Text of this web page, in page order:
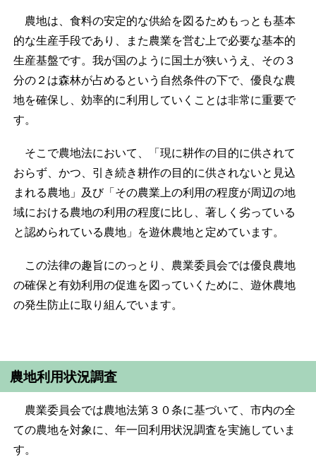
農地は、食料の安定的な供給を図るためもっとも基本
的な生産手段であり、また農業を営む上で必要な基本的
生産基盤です。我が国のように国土が狭いうえ、その３
分の２は森林が占めるという自然条件の下で、優良な農
地を確保し、効率的に利用していくことは非常に重要で
す。
そこで農地法において、「現に耕作の目的に供されて
おらず、かつ、引き続き耕作の目的に供されないと見込
まれる農地」及び「その農業上の利用の程度が周辺の地
域における農地の利用の程度に比し、著しく劣っている
と認められている農地」を遊休農地と定めています。
この法律の趣旨にのっとり、農業委員会では優良農地
の確保と有効利用の促進を図っていくために、遊休農地
の発生防止に取り組んでいます。
農地利用状況調査
農業委員会では農地法第３０条に基づいて、市内の全
ての農地を対象に、年一回利用状況調査を実施していま
す。